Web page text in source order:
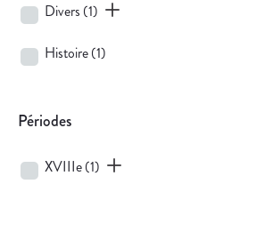
Divers (1)
Histoire(1)
Périodes
XVIIIe(1)